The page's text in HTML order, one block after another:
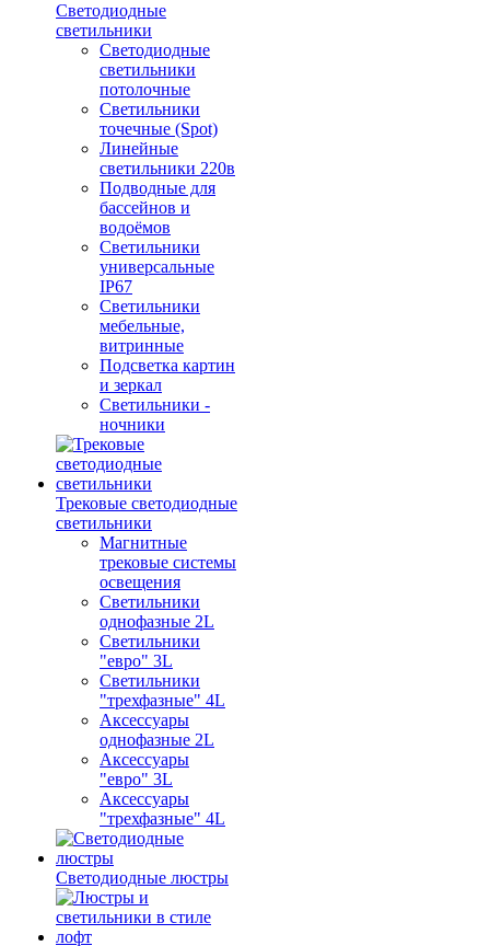
Светодиодные
светильники
Светодиодные
светильники
потолочные
Светильники
точечные (Spot)
Линейные
светильники 220в
Подводные для
бассейнов и
водоёмов
Светильники
универсальные
IP67
Светильники
мебельные,
витринные
Подсветка картин
и зеркал
Светильники -
ночники
Трековые светодиодные
светильники
Магнитные
трековые системы
освещения
Светильники
однофазные 2L
Светильники
"евро" 3L
Светильники
"трехфазные" 4L
Аксессуары
однофазные 2L
Аксессуары
"евро" 3L
Аксессуары
"трехфазные" 4L
Светодиодные люстры